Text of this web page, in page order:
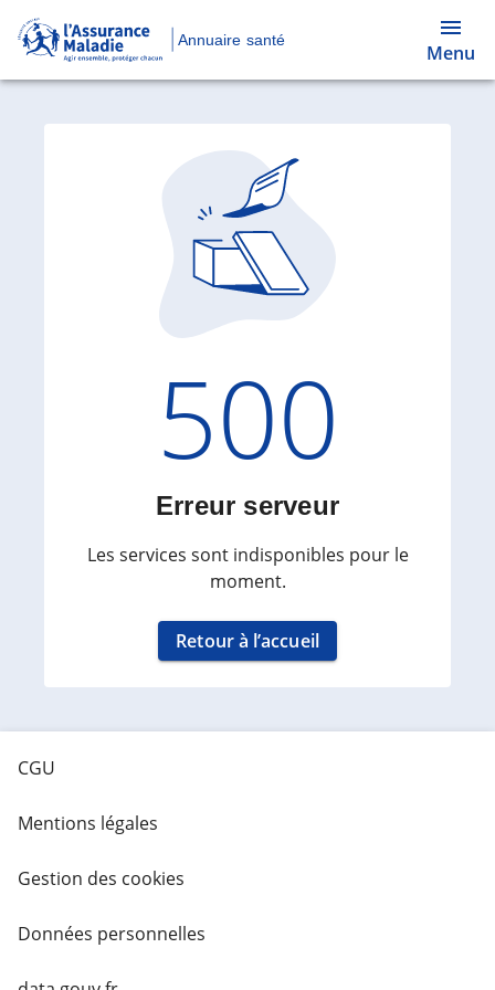
Annuaire santé
Menu
Code
500
Erreur serveur
Les services sont indisponibles pour le
moment.
Retour à l’accueil
CGU
Mentions légales
Gestion des cookies
Données personnelles